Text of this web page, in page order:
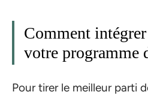
Comment
votre programme
Pour tirer le meilleur parti